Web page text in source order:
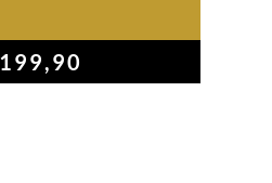
199,90